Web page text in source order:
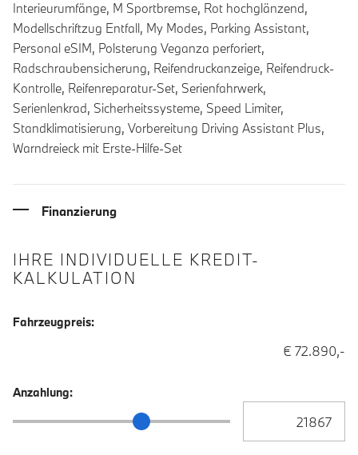
Interieurumfänge, M Sportbremse, Rot hochglänzend,
Modellschriftzug Entfall, My Modes, Parking Assistant,
Personal eSIM, Polsterung Veganza perforiert,
Radschraubensicherung, Reifendruckanzeige, Reifendruck-
Kontrolle, Reifenreparatur-Set, Serienfahrwerk,
Serienlenkrad, Sicherheitssysteme, Speed Limiter,
Standklimatisierung, Vorbereitung Driving Assistant Plus,
Warndreieck mit Erste-Hilfe-Set
Finanzierung
IHRE INDIVIDUELLE KREDIT-
KALKULATION
Fahrzeugpreis:
€ 72.890,-
Anzahlung:
Anzahlung Schieberegler